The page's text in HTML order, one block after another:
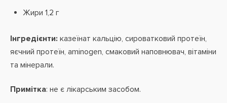
Жири 1,2 г
Інгредієнти: казеїнат кальцію, сироватковий протеїн,
яєчний протеїн, aminogen, смаковий наповнювач, вітаміни
та мінерали.
Примітка: не є лікарським засобом.